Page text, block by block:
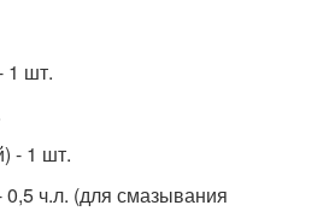
1 шт.
- 1 шт.
0,5 ч.л. (для смазывания